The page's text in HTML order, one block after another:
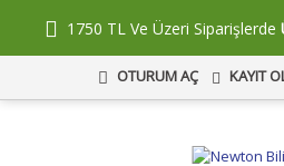
1750 TL Ve Üzeri Siparişlerde
OTURUM AÇ KAYIT